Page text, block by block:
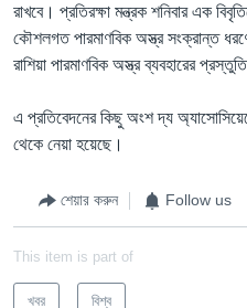
রাখবে। প্রতিরক্ষা মন্ত্রক শনিবার এক
কৌশলগত পারমাণবিক অস্ত্র সংক্রান্ত
রাশিয়া পারমাণবিক অস্ত্র ব্যবহারের
এ প্রতিবেদনের কিছু অংশ দ্য
থেকে নেয়া হয়েছে।
শেয়ার করুন Follow us
This item is part of
খবর বিশ্ব